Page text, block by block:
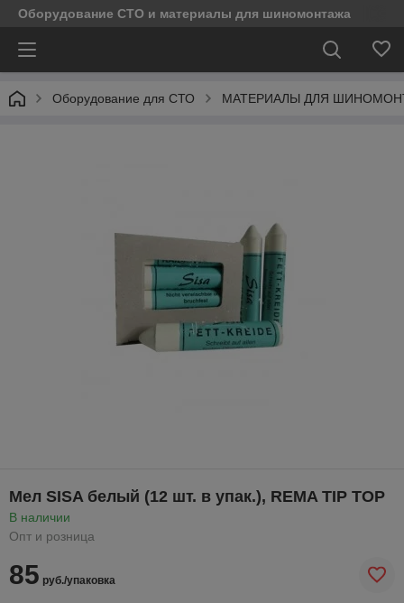
Оборудование СТО и материалы для шиномонтажа
Оборудование для СТО МАТЕРИАЛЫ ДЛЯ
Мел SISA белый (12 шт. в упак.), REMA TIP TOP
В наличии
Опт и розница
85 руб./упаковка